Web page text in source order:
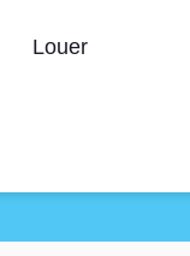
Louer